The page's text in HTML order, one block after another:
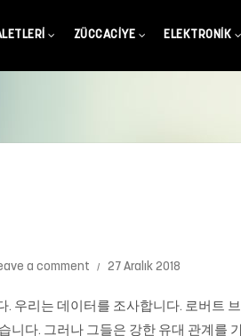
ZÜCCACIYE ELEKTRONIK
a comment 27 Aralık 2018
우리는 데이터를 조사합니다. 로버트
다. 그러나 그들은 강한 유대 관계를